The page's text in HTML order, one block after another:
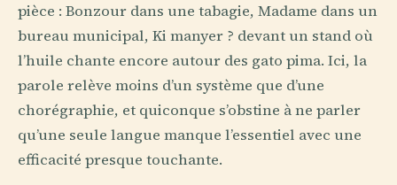
pièce : Bonzour dans une tabagie, Madame dans un
bureau municipal, Ki manyer ? devant un stand où
l’huile chante encore autour des gato pima. Ici, la
parole relève moins d’un système que d’une
chorégraphie, et quiconque s’obstine à ne parler
qu’une seule langue manque l’essentiel avec une
efficacité presque touchante.